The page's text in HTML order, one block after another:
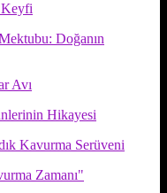
Keyfi
Doğanın
Avı
Hikayesi
Kavurma Serüveni
Zamanı"